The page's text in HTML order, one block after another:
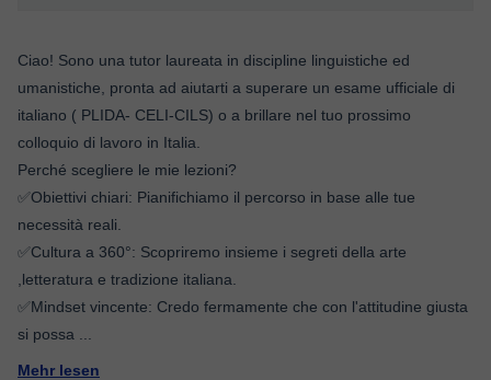
Ciao! Sono una tutor laureata in discipline linguistiche ed
umanistiche, pronta ad aiutarti a superare un esame ufficiale di
italiano ( PLIDA- CELI-CILS) o a brillare nel tuo prossimo
colloquio di lavoro in Italia.
​Perché scegliere le mie lezioni?
✅️​Obiettivi chiari: Pianifichiamo il percorso in base alle tue
necessità reali.
✅️​Cultura a 360°: Scopriremo insieme i segreti della arte
,letteratura e tradizione italiana.
​✅️Mindset vincente: Credo fermamente che con l'attitudine giusta
si possa
Mehr lesen